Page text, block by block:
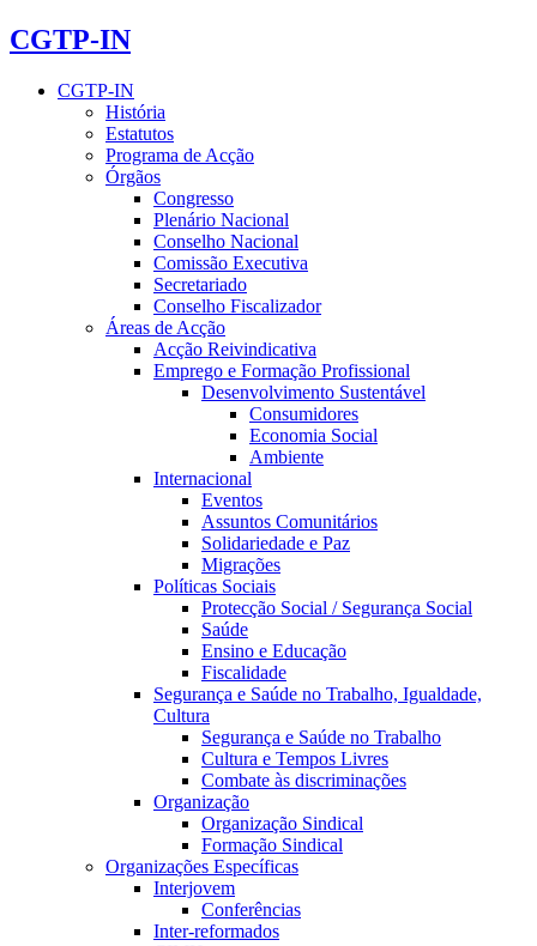
CGTP-IN
CGTP-IN
História
Estatutos
Programa de Acção
Órgãos
Congresso
Plenário Nacional
Conselho Nacional
Comissão Executiva
Secretariado
Conselho Fiscalizador
Áreas de Acção
Acção Reivindicativa
Emprego e Formação Profissional
Desenvolvimento Sustentável
Consumidores
Economia Social
Ambiente
Internacional
Eventos
Assuntos Comunitários
Solidariedade e Paz
Migrações
Políticas Sociais
Protecção Social / Segurança Social
Saúde
Ensino e Educação
Fiscalidade
Segurança e Saúde no Trabalho, Igualdade,
Cultura
Segurança e Saúde no Trabalho
Cultura e Tempos Livres
Combate às discriminações
Organização
Organização Sindical
Formação Sindical
Organizações Específicas
Interjovem
Conferências
Inter-reformados